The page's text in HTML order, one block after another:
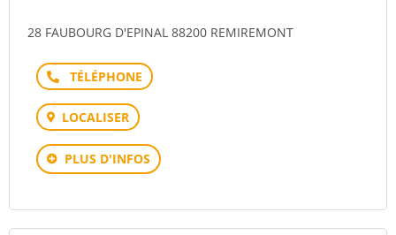
28 FAUBOURG D'EPINAL 88200 REMIREMONT
Téléphone
LOCALISER
PLUS D'INFOS